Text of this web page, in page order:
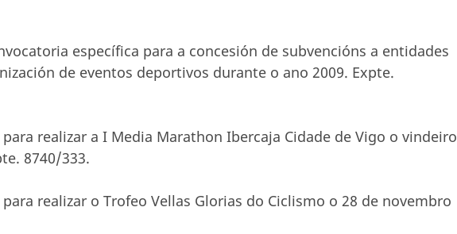
específica para a concesión de subvencións a entidades
de eventos deportivos durante o ano 2009. Expte.
realizar a I Media Marathon Ibercaja Cidade de Vigo o vindeiro
8740/333.
realizar o Trofeo Vellas Glorias do Ciclismo o 28 de novembro